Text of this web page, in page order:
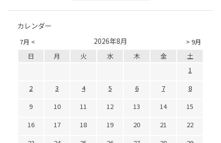
カレンダー
7月 < > 9月
2026年8月
日 月 火 水 木 金
土
1
2
3 4 5 6 7
8
9
10 11 12 13 14
15
16
17 18 19 20 21
22